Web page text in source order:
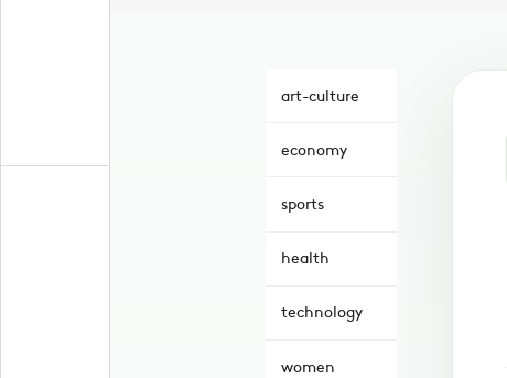
art-culture
economy
sports
health
technology
women